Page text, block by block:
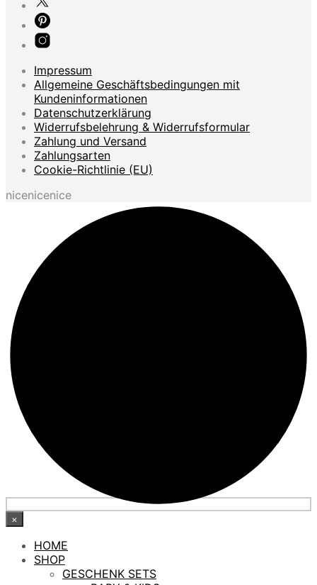
Impressum
Allgemeine Geschäftsbedingungen mit
Kundeninformationen
Datenschutzerklärung
Widerrufsbelehrung & Widerrufsformular
Zahlung und Versand
Zahlungsarten
Cookie-Richtlinie (EU)
nicenicenice
×
HOME
SHOP
GESCHENK SETS